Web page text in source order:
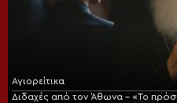
Αγιορείτικα
Διδαχές από τον Άθωνα – «Το